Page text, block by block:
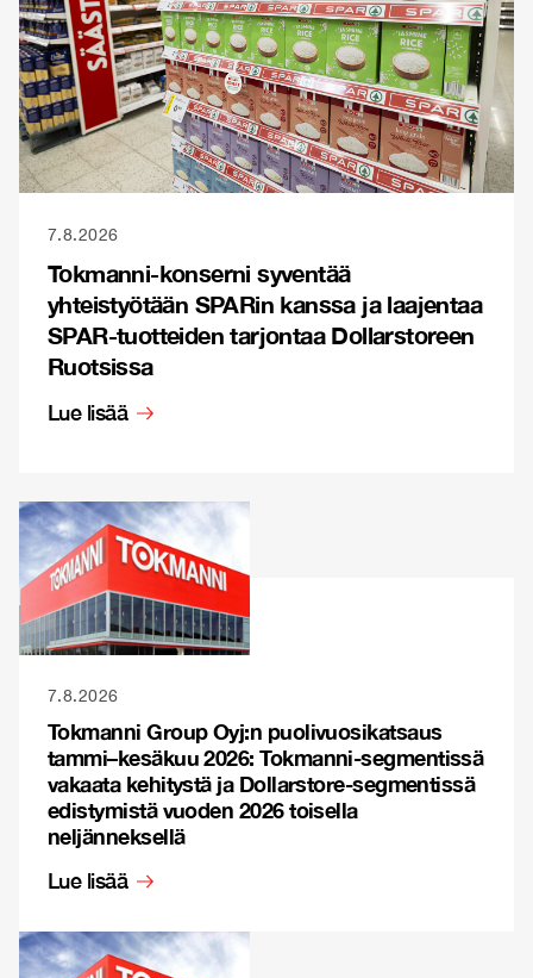
7.8.2026
Tokmanni-konserni syventää
yhteistyötään SPARin kanssa ja laajentaa
SPAR-tuotteiden tarjontaa Dollarstoreen
Ruotsissa
Lue lisää
7.8.2026
Tokmanni Group Oyj:n puolivuosikatsaus
tammi–kesäkuu 2026: Tokmanni-segmentissä
vakaata kehitystä ja Dollarstore-segmentissä
edistymistä vuoden 2026 toisella
neljänneksellä
Lue lisää